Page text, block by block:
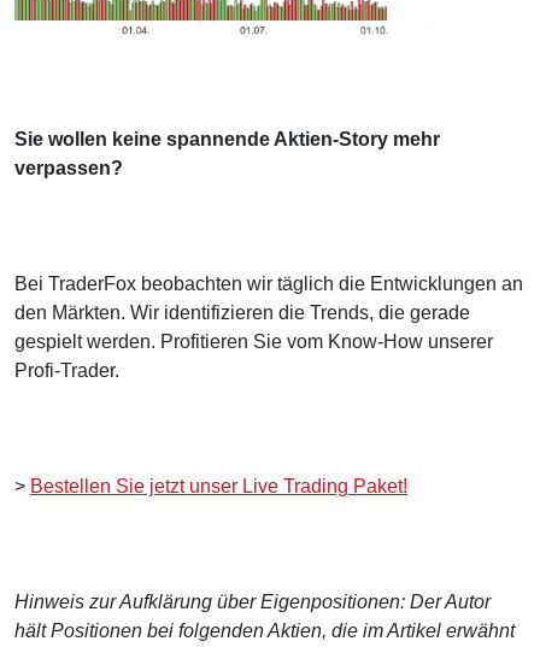
Sie wollen keine spannende Aktien-Story mehr
verpassen?
Bei TraderFox beobachten wir täglich die Entwicklungen an
den Märkten. Wir identifizieren die Trends, die gerade
gespielt werden. Profitieren Sie vom Know-How unserer
Profi-Trader.
> Bestellen Sie jetzt unser Live Trading Paket!
Hinweis zur Aufklärung über Eigenpositionen: Der Autor
hält Positionen bei folgenden Aktien, die im Artikel erwähnt